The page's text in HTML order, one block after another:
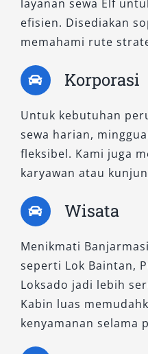
sesuai dengan
Banjarmasin.
layanan sewa Elf
efisien. Disediakan
memahami rute
Korporasi
Untuk kebutuhan
sewa harian,
fleksibel. Kami juga
karyawan atau
Wisata
Menikmati
seperti Lok Baintan,
Loksado jadi lebih
Kabin luas
kenyamanan selama